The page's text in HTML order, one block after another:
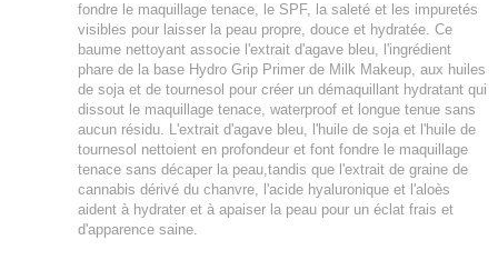
fondre le maquillage tenace, le SPF, la saleté et les impuretés
visibles pour laisser la peau propre, douce et hydratée. Ce
baume nettoyant associe l'extrait d'agave bleu, l'ingrédient
phare de la base Hydro Grip Primer de Milk Makeup, aux huiles
de soja et de tournesol pour créer un démaquillant hydratant qui
dissout le maquillage tenace, waterproof et longue tenue sans
aucun résidu. L'extrait d'agave bleu, l'huile de soja et l'huile de
tournesol nettoient en profondeur et font fondre le maquillage
tenace sans décaper la peau,tandis que l'extrait de graine de
cannabis dérivé du chanvre, l'acide hyaluronique et l'aloès
aident à hydrater et à apaiser la peau pour un éclat frais et
d'apparence saine.